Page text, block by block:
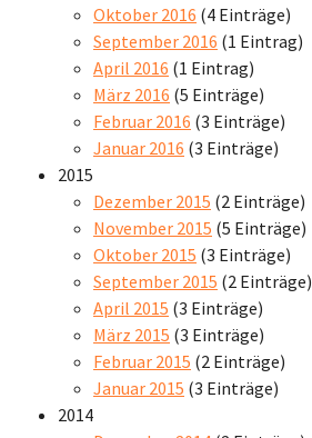
Oktober 2016 (4 Einträge)
September 2016 (1 Eintrag)
April 2016 (1 Eintrag)
März 2016 (5 Einträge)
Februar 2016 (3 Einträge)
Januar 2016 (3 Einträge)
2015
Dezember 2015 (2 Einträge)
November 2015 (5 Einträge)
Oktober 2015 (3 Einträge)
September 2015 (2 Einträge)
April 2015 (3 Einträge)
März 2015 (3 Einträge)
Februar 2015 (2 Einträge)
Januar 2015 (3 Einträge)
2014